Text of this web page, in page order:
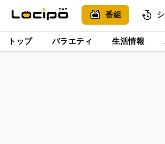
番組
トップ バラエティ 生活情報